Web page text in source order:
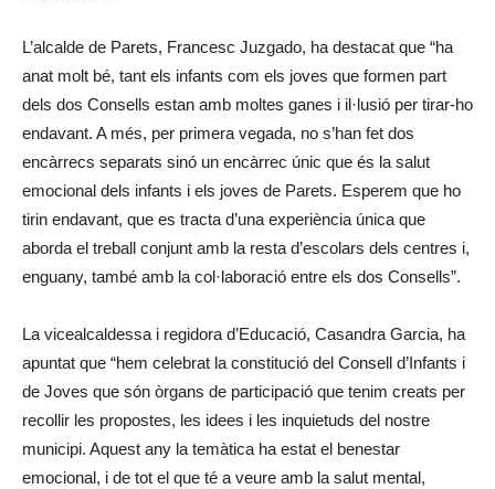
L’alcalde de Parets, Francesc Juzgado, ha destacat que “ha
anat molt bé, tant els infants com els joves que formen part
dels dos Consells estan amb moltes ganes i il·lusió per tirar-ho
endavant. A més, per primera vegada, no s’han fet dos
encàrrecs separats sinó un encàrrec únic que és la salut
emocional dels infants i els joves de Parets. Esperem que ho
tirin endavant, que es tracta d’una experiència única que
aborda el treball conjunt amb la resta d’escolars dels centres i,
enguany, també amb la col·laboració entre els dos Consells”.
La vicealcaldessa i regidora d’Educació, Casandra Garcia, ha
apuntat que “hem celebrat la constitució del Consell d’Infants i
de Joves que són òrgans de participació que tenim creats per
recollir les propostes, les idees i les inquietuds del nostre
municipi. Aquest any la temàtica ha estat el benestar
emocional, i de tot el que té a veure amb la salut mental,